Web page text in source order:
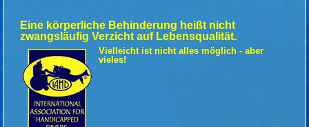
Eine körperliche Behinderung heißt nicht
zwangsläufig Verzicht auf Lebensqualität.
Vielleicht ist nicht alles möglich - aber
vieles!